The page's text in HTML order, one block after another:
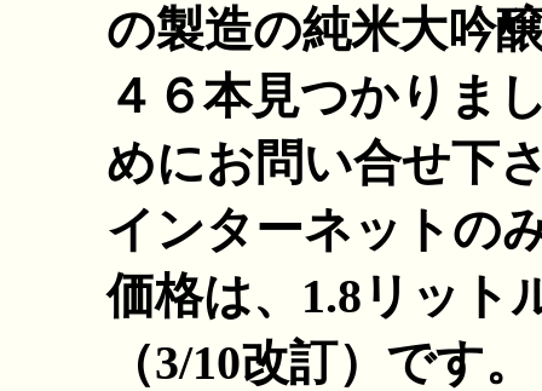
の製造の純米大吟
４６本見つかりま
めにお問い合せ下
インターネットの
価格は、1.8リット
（3/10改訂）です。